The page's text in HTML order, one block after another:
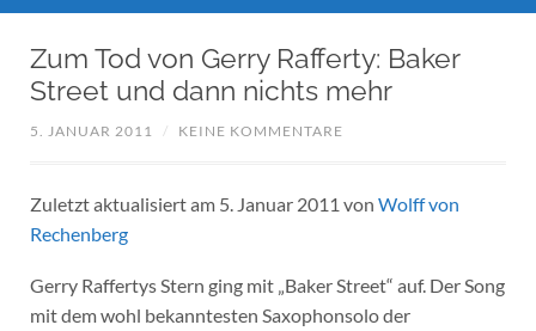
Zum Tod von Gerry Rafferty: Baker
Street und dann nichts mehr
5. JANUAR 2011 / KEINE KOMMENTARE
Zuletzt aktualisiert am 5. Januar 2011 von Wolff von
Rechenberg
Gerry Raffertys Stern ging mit „Baker Street“ auf. Der Song
mit dem wohl bekanntesten Saxophonsolo der